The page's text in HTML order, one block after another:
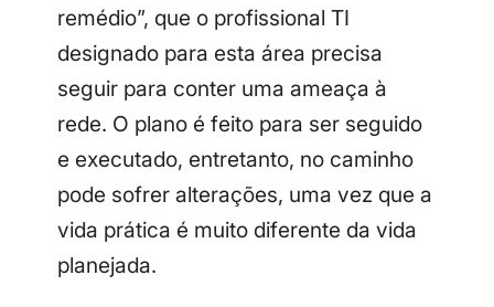
remédio”, que o profissional TI
designado para esta área precisa
seguir para conter uma ameaça à
rede. O plano é feito para ser seguido
e executado, entretanto, no caminho
pode sofrer alterações, uma vez que a
vida prática é muito diferente da vida
planejada.